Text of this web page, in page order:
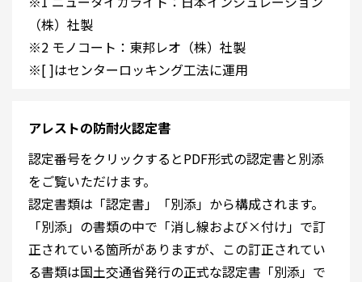
（株）社製
※2 モノコート：東邦レオ（株）社製
※[ ]はセンターロッキング工法に運用
アレストの防耐火認定書
認定番号をクリックするとPDF形式の認定書と別添
をご覧いただけます。
認定書類は「認定書」「別添」から構成されます。
「別添」の書類の中で「消し線および×付け」で訂
正されている箇所がありますが、この訂正されてい
る書類は国土交通省発行の正式な認定書「別添」で